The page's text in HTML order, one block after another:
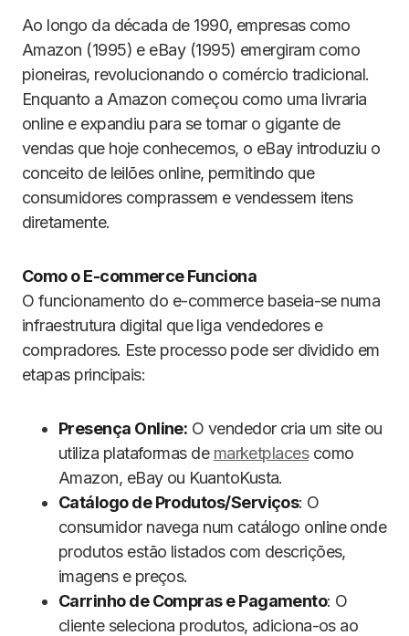
Ao longo da década de 1990, empresas como
Amazon (1995) e eBay (1995) emergiram como
pioneiras, revolucionando o comércio tradicional.
Enquanto a Amazon começou como uma livraria
online e expandiu para se tornar o gigante de
vendas que hoje conhecemos, o eBay introduziu o
conceito de leilões online, permitindo que
consumidores comprassem e vendessem itens
diretamente.
Como o E-commerce Funciona
O funcionamento do e-commerce baseia-se numa
infraestrutura digital que liga vendedores e
compradores. Este processo pode ser dividido em
etapas principais:
Presença Online: O vendedor cria um site ou
utiliza plataformas de marketplacescomo
Amazon, eBay ou KuantoKusta.
Catálogo de Produtos/Serviços: O
consumidor navega num catálogo online onde
produtos estão listados com descrições,
imagens e preços.
Carrinho de Compras e Pagamento: O
cliente seleciona produtos, adiciona-os ao